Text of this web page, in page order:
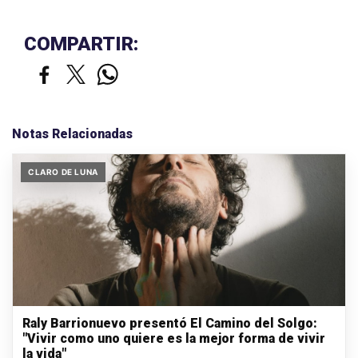
COMPARTIR:
Notas Relacionadas
CLARO DE LUNA
Raly Barrionuevo presentó El Camino del Solgo:
"Vivir como uno quiere es la mejor forma de vivir
la vida"